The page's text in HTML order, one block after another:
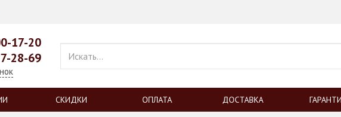
17-20
28-69
СКИДКИ ОПЛАТА ДОСТАВКА